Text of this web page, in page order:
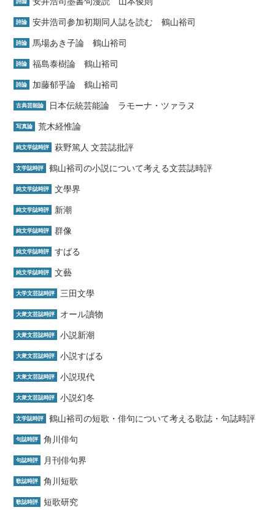
詩論 安井浩司参加初期同人誌を読む 鶴山裕司
詩論 馬場あき子論 鶴山裕司
詩論 福島泰樹論 鶴山裕司
詩論 加藤郁乎論 鶴山裕司
古典芸能論 日本伝統芸能論 ラモーナ・ツァラヌ
写真論 荒木経惟論
純文学誌時評 萩野篤人 文芸誌批評
文学誌時評 鶴山裕司の小説について考える文芸誌時評
純文学誌時評 文學界
純文学誌時評 新潮
純文学誌時評 群像
純文学誌時評 すばる
純文学誌時評 文藝
大学文芸誌時評 三田文學
大衆文芸誌時評 オール讀物
大衆文芸誌時評 小説新潮
大衆文芸誌時評 小説すばる
大衆文芸誌時評 小説現代
大衆文芸誌時評 小説幻冬
文学誌時評 鶴山裕司の短歌・俳句について考える歌誌・句誌時評
句誌時評 角川俳句
句誌時評 月刊俳句界
歌誌時評 角川短歌
歌誌時評 短歌研究